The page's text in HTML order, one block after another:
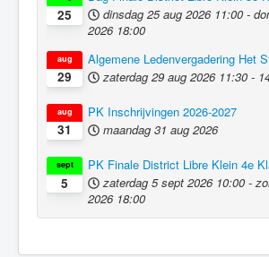
25
dinsdag 25 aug 2026 11:00 -
2026 18:00
29
aug
Algemene Ledenvergadering Het
zaterdag 29 aug 2026 11:30 -
31
aug
PK Inschrijvingen 2026-2027
maandag 31 aug 2026
5
sept
PK Finale District Libre Klein 4e
zaterdag 5 sept 2026 10:00 -
2026 18:00